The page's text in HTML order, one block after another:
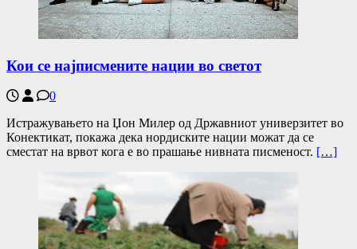
Кои се најписмените нации во светот
0
Истражувањето на Џон Милер од Државниот универзитет во
Конектикат, покажа дека нордиските нации можат да се
сместат на врвот кога е во прашање нивната писменост. […]